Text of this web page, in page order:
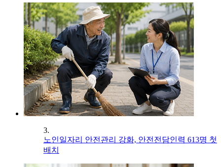
3.
노인일자리 안전관리 강화, 안전전담인력 613명 첫
배치